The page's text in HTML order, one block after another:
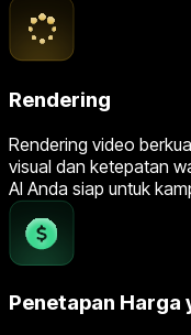
Rendering
Rendering video
visual dan ketepatan
AI Anda siap untuk
Penetapan Harga